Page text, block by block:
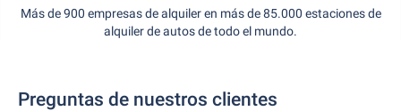
Más de 900 empresas de alquiler en más de 85.000 estaciones de
alquiler de autos de todo el mundo.
Preguntas de nuestros clientes